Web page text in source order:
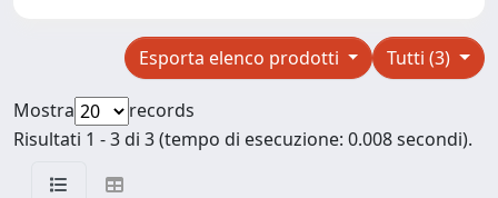
Tutti (3)
Esporta elenco prodotti
Mostra
records
Risultati 1 - 3 di 3 (tempo di esecuzione: 0.008 secondi).